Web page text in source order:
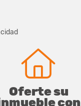
Oferte su
con